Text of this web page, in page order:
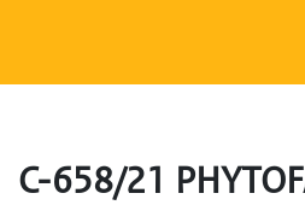
C-658/21